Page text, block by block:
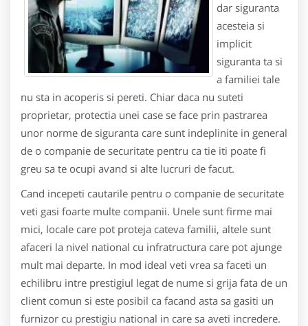
dar siguranta
acesteia si
implicit
siguranta ta si
a familiei tale
nu sta in acoperis si pereti. Chiar daca nu suteti
proprietar, protectia unei case se face prin pastrarea
unor norme de siguranta care sunt indeplinite in general
de o companie de securitate pentru ca tie iti poate fi
greu sa te ocupi avand si alte lucruri de facut.
Cand incepeti cautarile pentru o companie de securitate
veti gasi foarte multe companii. Unele sunt firme mai
mici, locale care pot proteja cateva familii, altele sunt
afaceri la nivel national cu infratructura care pot ajunge
mult mai departe. In mod ideal veti vrea sa faceti un
echilibru intre prestigiul legat de nume si grija fata de un
client comun si este posibil ca facand asta sa gasiti un
furnizor cu prestigiu national in care sa aveti incredere.